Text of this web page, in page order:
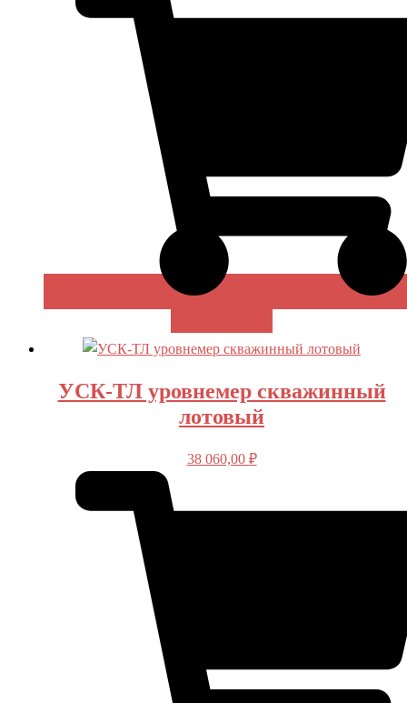
УСК-ТЛ уровнемер скважинный
лотовый
38 060,00 ₽